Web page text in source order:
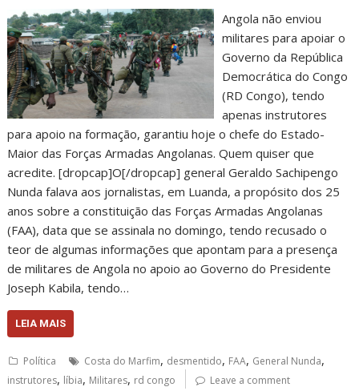
Angola não enviou
militares para apoiar o
Governo da República
Democrática do Congo
(RD Congo), tendo
apenas instrutores
para apoio na formação, garantiu hoje o chefe do Estado-
Maior das Forças Armadas Angolanas. Quem quiser que
acredite. [dropcap]O[/dropcap] general Geraldo Sachipengo
Nunda falava aos jornalistas, em Luanda, a propósito dos 25
anos sobre a constituição das Forças Armadas Angolanas
(FAA), data que se assinala no domingo, tendo recusado o
teor de algumas informações que apontam para a presença
de militares de Angola no apoio ao Governo do Presidente
Joseph Kabila, tendo…
LEIA MAIS
Política Costa do Marfim, desmentido, FAA, General Nunda,
instrutores, líbia, Militares, rd congo Leave a comment